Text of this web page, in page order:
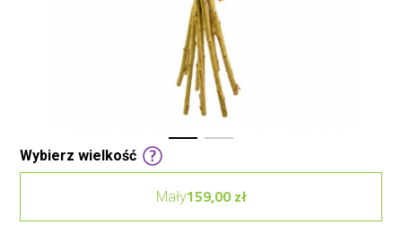
Wybierz wielkość
Mały159,00 zł